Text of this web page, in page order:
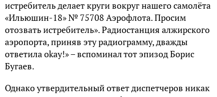
истребитель делает круги вокруг нашего самолёта
«Ильюшин-18» № 75708 Аэрофлота. Просим
отозвать истребитель». Радиостанция алжирского
аэропорта, приняв эту радиограмму, дважды
ответила okay!» – вспоминал тот эпизод Борис
Бугаев.
Однако утвердительный ответ диспетчеров никак